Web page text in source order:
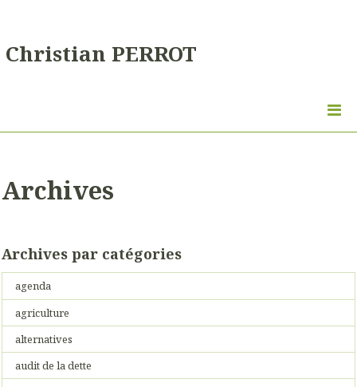
Christian PERROT
Archives
Archives par catégories
agenda
agriculture
alternatives
audit de la dette